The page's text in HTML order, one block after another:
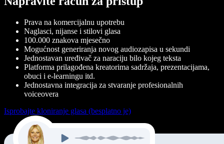
Prava na komercijalnu upotrebu
Naglasci, nijanse i stilovi glasa
100.000 znakova mjesečno
Mogućnost generiranja novog audiozapisa u sekundi
Jednostavan uređivač za naraciju bilo kojeg teksta
Platforma prilagođena kreatorima sadržaja, prezentacijama,
obuci i e-learningu itd.
Jednostavna integracija za stvaranje profesionalnih
voiceovera
Isprobajte kloniranje glasa (besplatno je)